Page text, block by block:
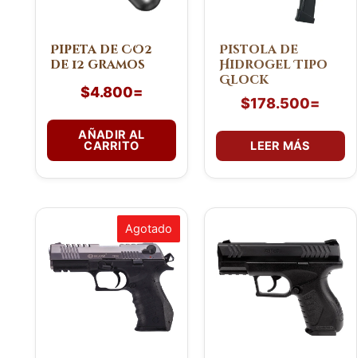
Pipeta de CO2
de 12 gramos
$4.800=
AÑADIR AL
CARRITO
Pistola de
Hidrogel Tipo
Glock
$178.500=
LEER MÁS
Agotado